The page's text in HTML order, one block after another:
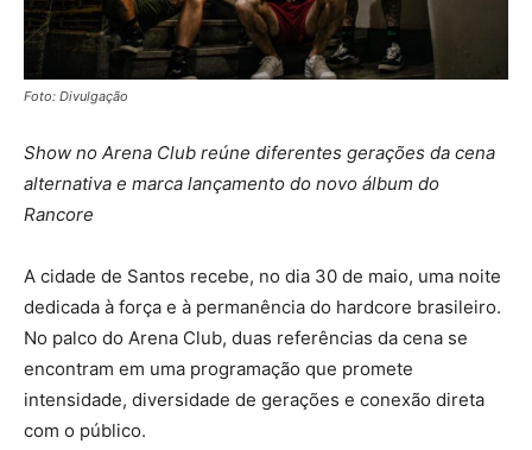
Foto: Divulgação
Show no Arena Club reúne diferentes gerações da cena
alternativa e marca lançamento do novo álbum do
Rancore
A cidade de Santos recebe, no dia 30 de maio, uma noite
dedicada à força e à permanência do hardcore brasileiro.
No palco do Arena Club, duas referências da cena se
encontram em uma programação que promete
intensidade, diversidade de gerações e conexão direta
com o público.